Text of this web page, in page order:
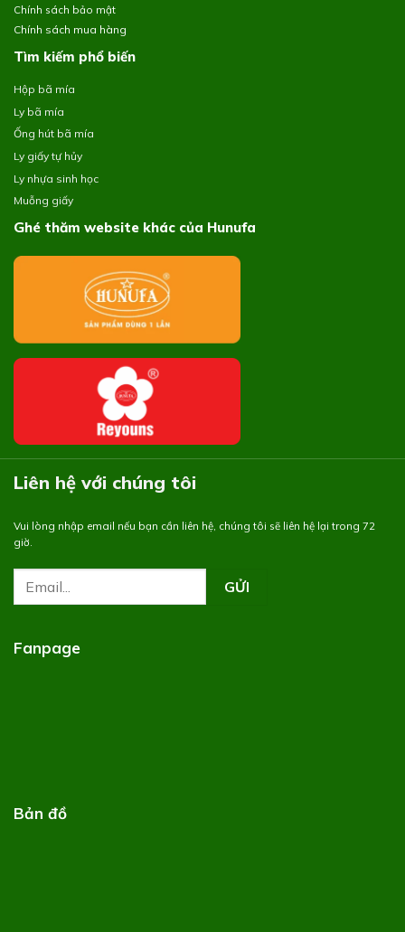
Chính sách bảo mật
Chính sách mua hàng
Tìm kiếm phổ biến
Hộp bã mía
Ly bã mía
Ống hút bã mía
Ly giấy tự hủy
Ly nhựa sinh học
Muỗng giấy
Ghé thăm website khác của Hunufa
Liên hệ với chúng tôi
Vui lòng nhập email nếu bạn cần liên hệ, chúng tôi sẽ liên hệ lại trong 72
giờ.
Fanpage
Bản đồ